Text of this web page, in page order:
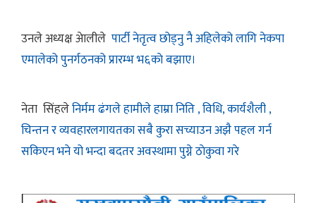
उनले अध्यक्ष अेालीले पार्टी नेतृत्व छोड्नु नै अहिलेको लागि नेकपा
एमालेको पुनर्गठनको प्रारम्भ भ६काे बझाए।
नेता सिंहलेनिर्मम ढंगले हामीले हाम्रा निति , विधि, कार्यशैली ,
चिन्तन र व्यवहारलगायतका सबै कुरा सच्याउन अझै पहल गर्न
सकिएन भने यो भन्दा बदतर अवस्थामा पुग्ने ठाेकुवा गरे